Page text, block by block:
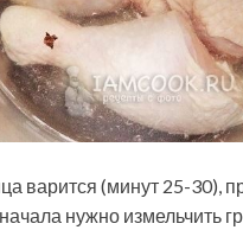
варится (минут 25-30),
нужно измельчить